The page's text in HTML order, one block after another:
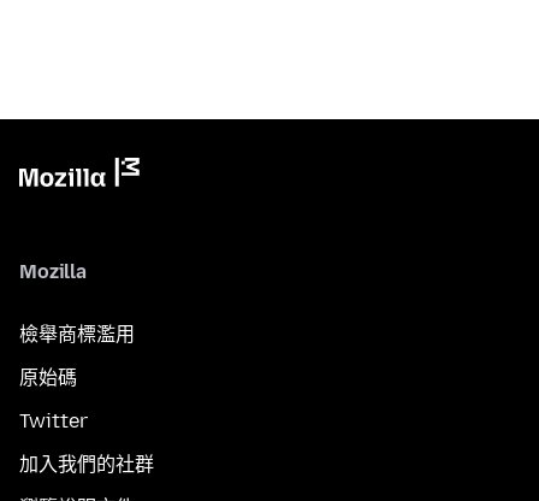
Mozilla
檢舉商標濫用
原始碼
Twitter
加入我們的社群